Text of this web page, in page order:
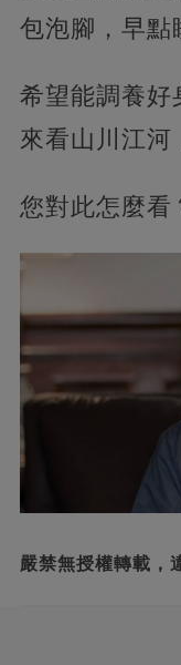
包泡腳，早點
希望能調養好
來看山川江河
您對此怎麼看
嚴禁無授權轉載，